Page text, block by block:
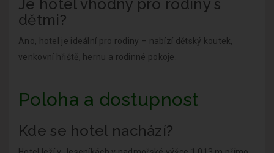
Je hotel vhodný pro rodiny s
dětmi?
Ano, hotel je ideální pro rodiny – nabízí dětský koutek,
venkovní hřiště, hernu a rodinné pokoje.
Poloha a dostupnost
Kde se hotel nachází?